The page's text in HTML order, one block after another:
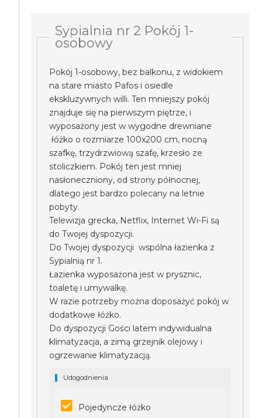
Sypialnia nr 2 Pokój 1-
osobowy
Pokój 1-osobowy, bez balkonu, z widokiem
na stare miasto Pafos i osiedle
ekskluzywnych willi. Ten mniejszy pokój
znajduje się na pierwszym piętrze, i
wyposażony jest w wygodne drewniane
łóżko o rozmiarze 100x200 cm, nocną
szafkę, trzydrzwiową szafę, krzesło ze
stoliczkiem. Pokój ten jest mniej
nasłoneczniony, od strony północnej,
dlatego jest bardzo polecany na letnie
pobyty.
Telewizja grecka, Netflix, Internet Wi-Fi są
do Twojej dyspozycji.
Do Twojej dyspozycji wspólna łazienka z
Sypialnią nr 1.
Łazienka wyposażona jest w prysznic,
toaletę i umywalkę.
W razie potrzeby można doposażyć pokój w
dodatkowe łóżko.
Do dyspozycji Gości latem indywidualna
klimatyzacja, a zimą grzejnik olejowy i
ogrzewanie klimatyzacją.
Udogodnienia
Pojedyncze łóżko